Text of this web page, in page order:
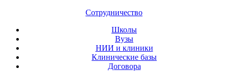
Сотрудничество
Школы
Вузы
НИИ и клиники
Клинические базы
Договора